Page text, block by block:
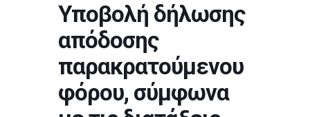
Υποβολή δήλωσης
απόδοσης
παρακρατούμενου
φόρου, σύμφωνα